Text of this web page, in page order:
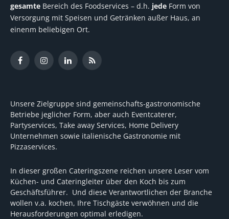
gesamte Bereich des Foodservices – d.h. jede Form von
Versorgung mit Speisen und Getränken außer Haus, an
einenm beliebigen Ort.
FacebookInstagramLinkedInRSS
Unsere Zielgruppe sind gemeinschafts-gastronomische
Betriebe jeglicher Form, aber auch Eventcaterer,
Partyservices, Take away Services, Home Delivery
Unternehmen sowie italienische Gastronomie mit
Pizzaservices.
In dieser großen Cateringszene reichen unsere Leser vom
Küchen- und Cateringleiter über den Koch bis zum
Geschäftsführer. Und diese Verantwortlichen der Branche
wollen v.a. kochen, Ihre Tischgäste verwöhnen und die
Herausforderungen optimal erledigen.